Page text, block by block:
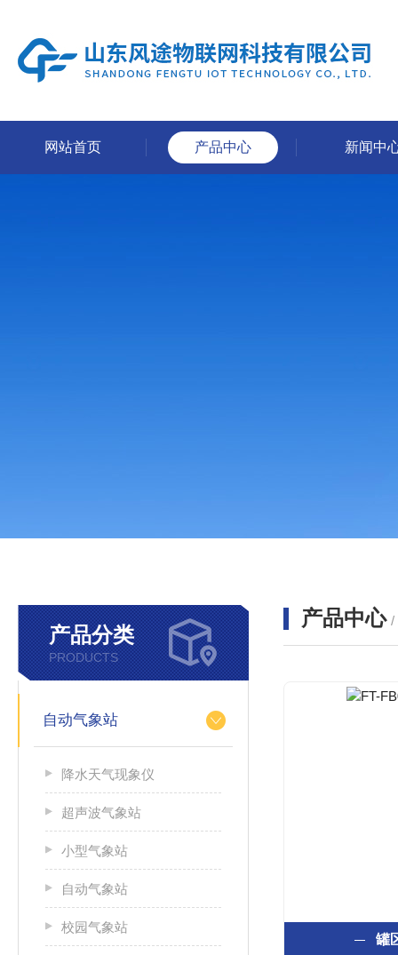
网站首页 产品中心 新闻中
产品分类
PRODUCTS
自动气象站
降水天气现象仪
超声波气象站
小型气象站
自动气象站
校园气象站
产品中心 /
罐